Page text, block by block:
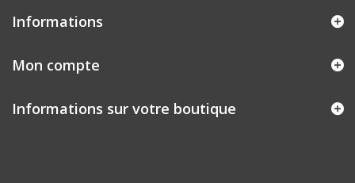
Informations
Mon compte
Informations sur votre boutique